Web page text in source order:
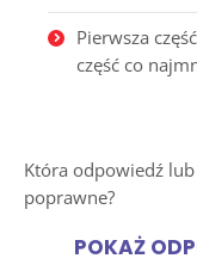
Pierwsza
część co
Która odpowiedź
poprawne?
POKAŻ